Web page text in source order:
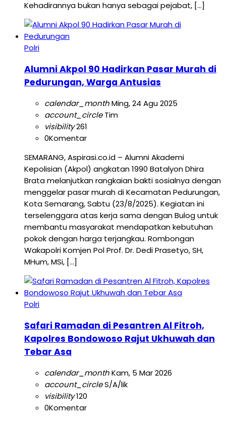
Kehadirannya bukan hanya sebagai pejabat, […]
Polri
Alumni Akpol 90 Hadirkan Pasar Murah di
Pedurungan, Warga Antusias
calendar_monthMing, 24 Agu 2025
account_circleTim
visibility261
0Komentar
SEMARANG, Aspirasi.co.id – Alumni Akademi
Kepolisian (Akpol) angkatan 1990 Batalyon Dhira
Brata melanjutkan rangkaian bakti sosialnya dengan
menggelar pasar murah di Kecamatan Pedurungan,
Kota Semarang, Sabtu (23/8/2025). Kegiatan ini
terselenggara atas kerja sama dengan Bulog untuk
membantu masyarakat mendapatkan kebutuhan
pokok dengan harga terjangkau. Rombongan
Wakapolri Komjen Pol Prof. Dr. Dedi Prasetyo, SH,
MHum, MSi, […]
Polri
Safari Ramadan di Pesantren Al Fitroh,
Kapolres Bondowoso Rajut Ukhuwah dan
Tebar Asa
calendar_monthKam, 5 Mar 2026
account_circleS/A/lik
visibility120
0Komentar